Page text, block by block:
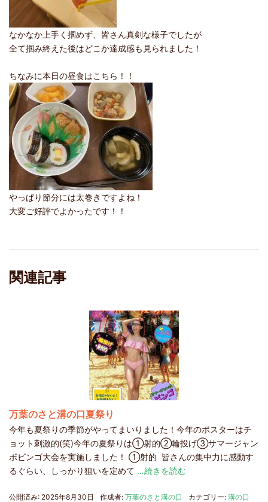
なかなか上手く掴めず、皆さん真剣な様子でしたが
全て掴み終えた後はどこか達成感も見られました！
ちなみに本日の昼食はこちら！！
やっぱり節分には太巻きですよね！
大変ご好評でよかったです！！
関連記事
万葉のさと溝の口夏祭り
今年も夏祭りの季節がやってまいりました！今年のポスターはチ
ョット刺激的(笑)今年の夏祭りは①射的②輪投げ③サマージャン
ボビンゴ大会を実施しました！ ①射的 皆さんの集中力に感動す
るぐらい、しっかり狙いを定めて …続きを読む
公開済み: 2025年8月30日 作成者: 万葉のさと溝の口 カテゴリー: 溝の口